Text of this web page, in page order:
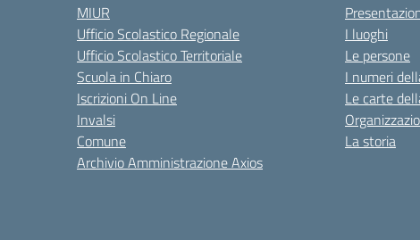
MIUR
Ufficio Scolastico Regionale
Ufficio Scolastico Territoriale
Scuola in Chiaro
Iscrizioni On Line
Invalsi
Comune
Archivio Amministrazione Axios
I luoghi
Le persone
I numeri
Le carte
La storia